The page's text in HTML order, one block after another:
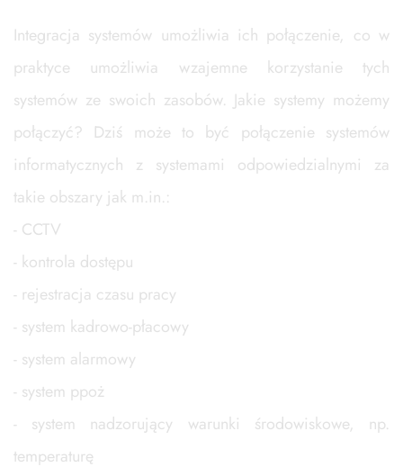
Integracja systemów umożliwia ich połączenie, co w
praktyce umożliwia wzajemne korzystanie tych
systemów ze swoich zasobów. Jakie systemy możemy
połączyć? Dziś może to być połączenie systemów
informatycznych z systemami odpowiedzialnymi za
takie obszary jak m.in.:
- CCTV
- kontrola dostępu
- rejestracja czasu pracy
- system kadrowo-płacowy
- system alarmowy
- system ppoż
- system nadzorujący warunki środowiskowe, np.
temperaturę